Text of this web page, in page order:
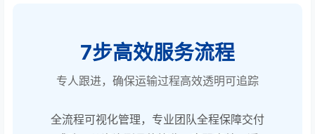
7步高效服务流程
专人跟进，确保运输过程高效透明可追踪
全流程可视化管理，专业团队全程保障交付